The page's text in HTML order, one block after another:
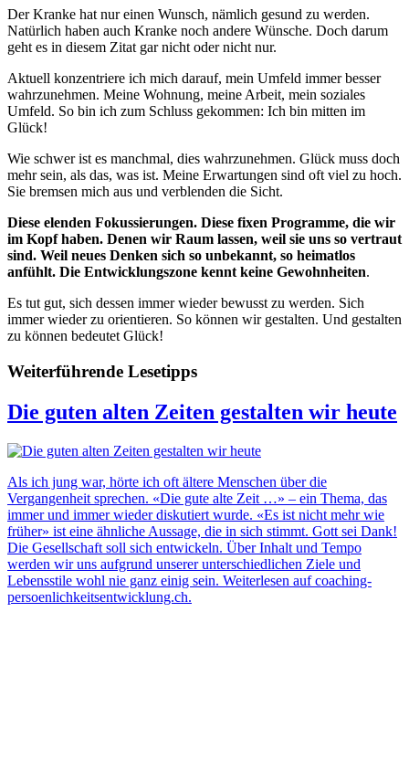
Der Kranke hat nur einen Wunsch, nämlich gesund zu werden.
Natürlich haben auch Kranke noch andere Wünsche. Doch darum
geht es in diesem Zitat gar nicht oder nicht nur.
Aktuell konzentriere ich mich darauf, mein Umfeld immer besser
wahrzunehmen. Meine Wohnung, meine Arbeit, mein soziales
Umfeld. So bin ich zum Schluss gekommen: Ich bin mitten im
Glück!
Wie schwer ist es manchmal, dies wahrzunehmen. Glück muss doch
mehr sein, als das, was ist. Meine Erwartungen sind oft viel zu hoch.
Sie bremsen mich aus und verblenden die Sicht.
Diese elenden Fokussierungen. Diese fixen Programme, die wir
im Kopf haben. Denen wir Raum lassen, weil sie uns so vertraut
sind. Weil neues Denken sich so unbekannt, so heimatlos
anfühlt. Die Entwicklungszone kennt keine Gewohnheiten.
Es tut gut, sich dessen immer wieder bewusst zu werden. Sich
immer wieder zu orientieren. So können wir gestalten. Und gestalten
zu können bedeutet Glück!
Weiterführende Lesetipps
Die guten alten Zeiten gestalten wir heute
Als ich jung war, hörte ich oft ältere Menschen über die
Vergangenheit sprechen. «Die gute alte Zeit …» – ein Thema, das
immer und immer wieder diskutiert wurde. «Es ist nicht mehr wie
früher» ist eine ähnliche Aussage, die in sich stimmt. Gott sei Dank!
Die Gesellschaft soll sich entwickeln. Über Inhalt und Tempo
werden wir uns aufgrund unserer unterschiedlichen Ziele und
Lebensstile wohl nie ganz einig sein. Weiterlesen auf coaching-
persoenlichkeitsentwicklung.ch.